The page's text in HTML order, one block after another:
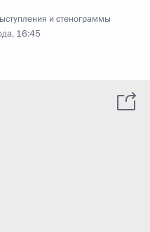
и стенограммы
16:45